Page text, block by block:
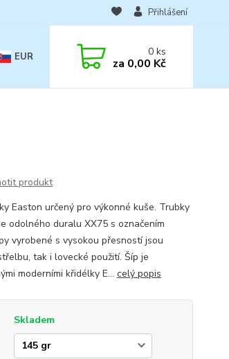
EUR
Přihlášení
0ks
za 0,00 Kč
produkt
Easton určený pro výkonné kuše. Trubky
odolného duralu XX75 s označením
vyrobené s vysokou přesností jsou
tak i lovecké použití. Šíp je
moderními křidélky E... celý popis
Skladem